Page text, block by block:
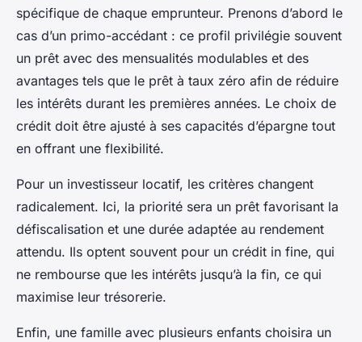
spécifique de chaque emprunteur. Prenons d’abord le
cas d’un primo-accédant : ce profil privilégie souvent
un prêt avec des mensualités modulables et des
avantages tels que le prêt à taux zéro afin de réduire
les intérêts durant les premières années. Le choix de
crédit doit être ajusté à ses capacités d’épargne tout
en offrant une flexibilité.
Pour un investisseur locatif, les critères changent
radicalement. Ici, la priorité sera un prêt favorisant la
défiscalisation et une durée adaptée au rendement
attendu. Ils optent souvent pour un crédit in fine, qui
ne rembourse que les intérêts jusqu’à la fin, ce qui
maximise leur trésorerie.
Enfin, une famille avec plusieurs enfants choisira un